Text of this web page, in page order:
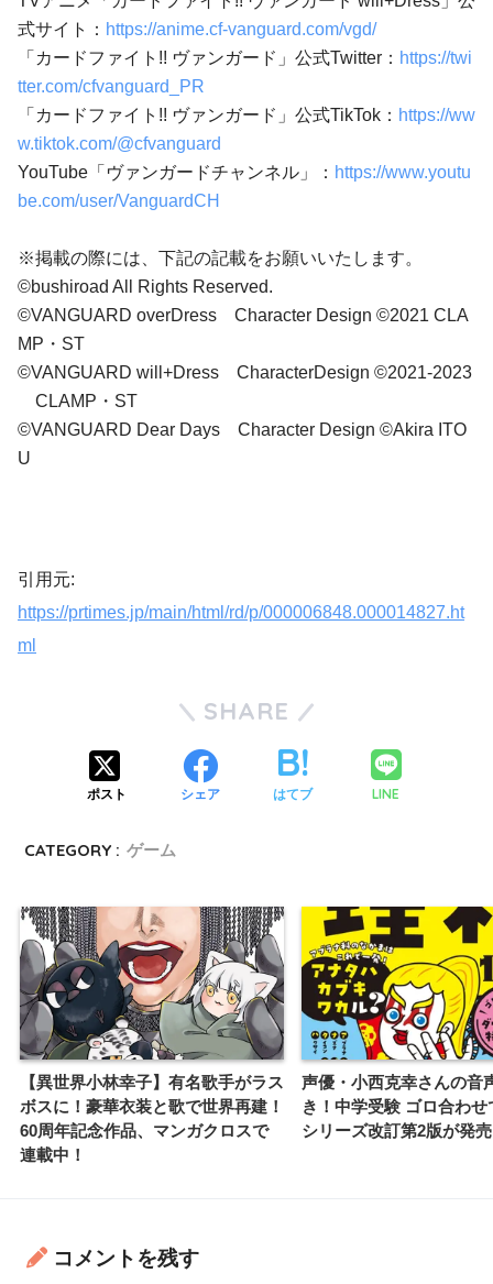
式サイト： https://anime.cf-vanguard.com/vgd/
「カードファイト!! ヴァンガード」公式Twitter： https://twi
tter.com/cfvanguard_PR
「カードファイト!! ヴァンガード」公式TikTok： https://ww
w.tiktok.com/@cfvanguard
YouTube「ヴァンガードチャンネル」： https://www.youtu
be.com/user/VanguardCH
※掲載の際には、下記の記載をお願いいたします。
©bushiroad All Rights Reserved.
©VANGUARD overDress Character Design ©2021 CLA
MP・ST
©VANGUARD will+Dress CharacterDesign ©2021-2023
CLAMP・ST
©VANGUARD Dear Days Character Design ©Akira ITO
U
引用元:
https://prtimes.jp/main/html/rd/p/000006848.000014827.ht
ml
SHARE
ポスト シェア はてブ LINE
CATEGORY : ゲーム
【異世界小林幸子】有名歌手がラス
ボスに！豪華衣装と歌で世界再建！
60周年記念作品、マンガクロスで
連載中！
声優・小西克幸さんの音
き！中学受験 ゴロ合わせ
シリーズ改訂第2版が発売
コメントを残す